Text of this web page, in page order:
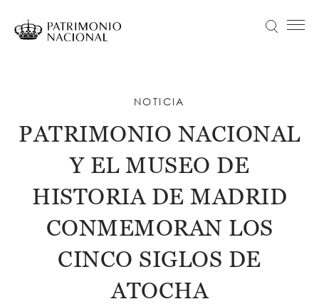
contenido
COLECCIONES
APRENDE
NOSOTROS
TRANSPARENCIA
ENTRADAS
Buscar
NOTICIA
PATRIMONIO NACIONAL
Y EL MUSEO DE
HISTORIA DE MADRID
CONMEMORAN LOS
CINCO SIGLOS DE
ATOCHA